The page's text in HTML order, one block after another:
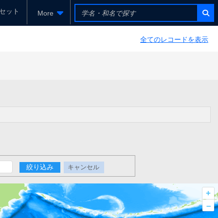
ット More
全てのレコードを表示
絞り込み キャンセル
+
–